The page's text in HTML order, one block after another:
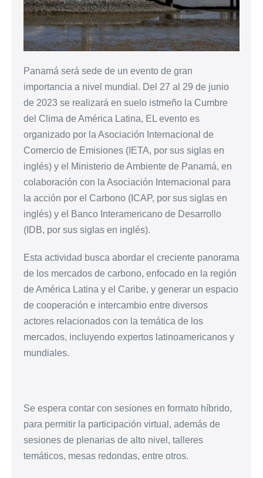
Panamá será sede de un evento de gran
importancia a nivel mundial. Del 27 al 29 de junio
de 2023 se realizará en suelo istmeño la Cumbre
del Clima de América Latina, EL evento es
organizado por la Asociación Internacional de
Comercio de Emisiones (IETA, por sus siglas en
inglés) y el Ministerio de Ambiente de Panamá, en
colaboración con la Asociación Internacional para
la acción por el Carbono (ICAP, por sus siglas en
inglés) y el Banco Interamericano de Desarrollo
(IDB, por sus siglas en inglés).
Esta actividad busca abordar el creciente panorama
de los mercados de carbono, enfocado en la región
de América Latina y el Caribe, y generar un espacio
de cooperación e intercambio entre diversos
actores relacionados con la temática de los
mercados, incluyendo expertos latinoamericanos y
mundiales.
Se espera contar con sesiones en formato híbrido,
para permitir la participación virtual, además de
sesiones de plenarias de alto nivel, talleres
temáticos, mesas redondas, entre otros.